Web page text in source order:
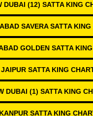
DUBAI (12) SATTA KING
SAVERA SATTA
GOLDEN SATTA
JAIPUR SATTA KING
DUBAI (1) SATTA KING
KANPUR SATTA KING